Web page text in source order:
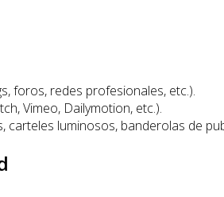
foros, redes profesionales, etc.).
Vimeo, Dailymotion, etc.).
luminosos, banderolas de